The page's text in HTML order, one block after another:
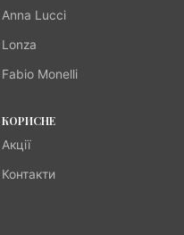
Anna Lucci
Lonza
Fabio Monelli
КОРИСНЕ
Акції
Контакти